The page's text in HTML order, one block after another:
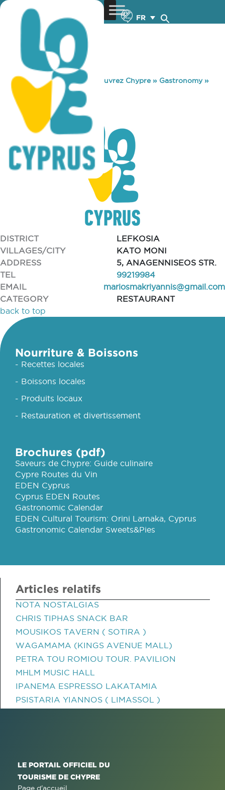
FR
You are here: Home »Découvrez Chypre» Gastronomy»
TO ARTION
TO ARTION
DISTRICT
LEFKOSIA
VILLAGES/CITY
KATO MONI
ADDRESS
5, ANAGENNISEOS STR.
TEL
99219984
EMAIL
mariosmakriyannis@gmail.com
CATEGORY
RESTAURANT
back to top
Nourriture & Boissons
- Recettes locales
- Boissons locales
- Produits locaux
- Restauration et divertissement
Brochures (pdf)
Saveurs de Chypre: Guide culinaire
Cypre Routes du Vin
EDEN Cyprus
Cyprus EDEN Routes
Gastronomic Calendar
EDEN Cultural Tourism: Orini Larnaka, Cyprus
Gastronomic Calendar Sweets&Pies
Articles relatifs
NOTA NOSTALGIAS
CHRIS TIPHAS SNACK BAR
MOUSIKOS TAVERN ( SOTIRA )
WAGAMAMA (KINGS AVENUE MALL)
PETRA TOU ROMIOU TOUR. PAVILION
MHLM MUSIC HALL
IPANEMA ESPRESSO LAKATAMIA
PSISTARIA YIANNOS ( LIMASSOL )
LE PORTAIL OFFICIEL DU
TOURISME DE CHYPRE
Page d'accueil